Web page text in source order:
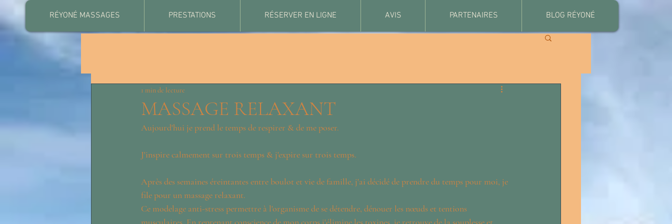
RÉYONÉ MASSAGES PRESTATIONS RÉSERVER EN LIGNE AVIS PARTENAIRES BLOG RÉYONÉ
MASSAGE RELAXANT
1 min de lecture
Aujourd'hui je prend le temps de respirer & de me poser.
J'inspire calmement sur trois temps & j'expire sur trois temps.
Après des semaines éreintantes entre boulot et vie de famille, j'ai décidé de prendre du temps pour moi, je
file pour un massage relaxant.
Ce modelage anti-stress permettre à l'organisme de se détendre, dénouer les nœuds et tentions